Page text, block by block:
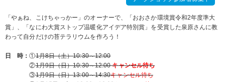
「やぁね、こけちゃっかー」のオーナーで、「おおさか環境賞令和2年度準大
賞」、「なにわ大賞ストップ温暖化アイデア特別賞」を受賞した泉原さんに教
わって自分だけの苔テラリウムを作ろう！
日 時：①1月8日（土）10:30～12:00
②1月9日（日）10:30～12:00キャンセル待ち
③1月9日（日）13:00～14:30キャンセル待ち